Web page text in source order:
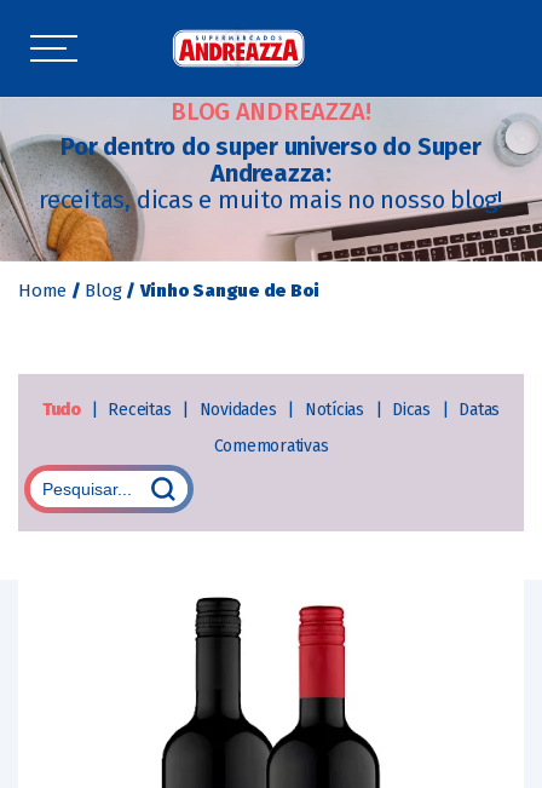
BLOG ANDREAZZA!
Por dentro do super universo do Super
Andreazza:
receitas, dicas e muito mais no nosso blog!
Home / Blog / Vinho Sangue de Boi
Tudo Receitas Novidades Notícias Dicas
Datas
Comemorativas